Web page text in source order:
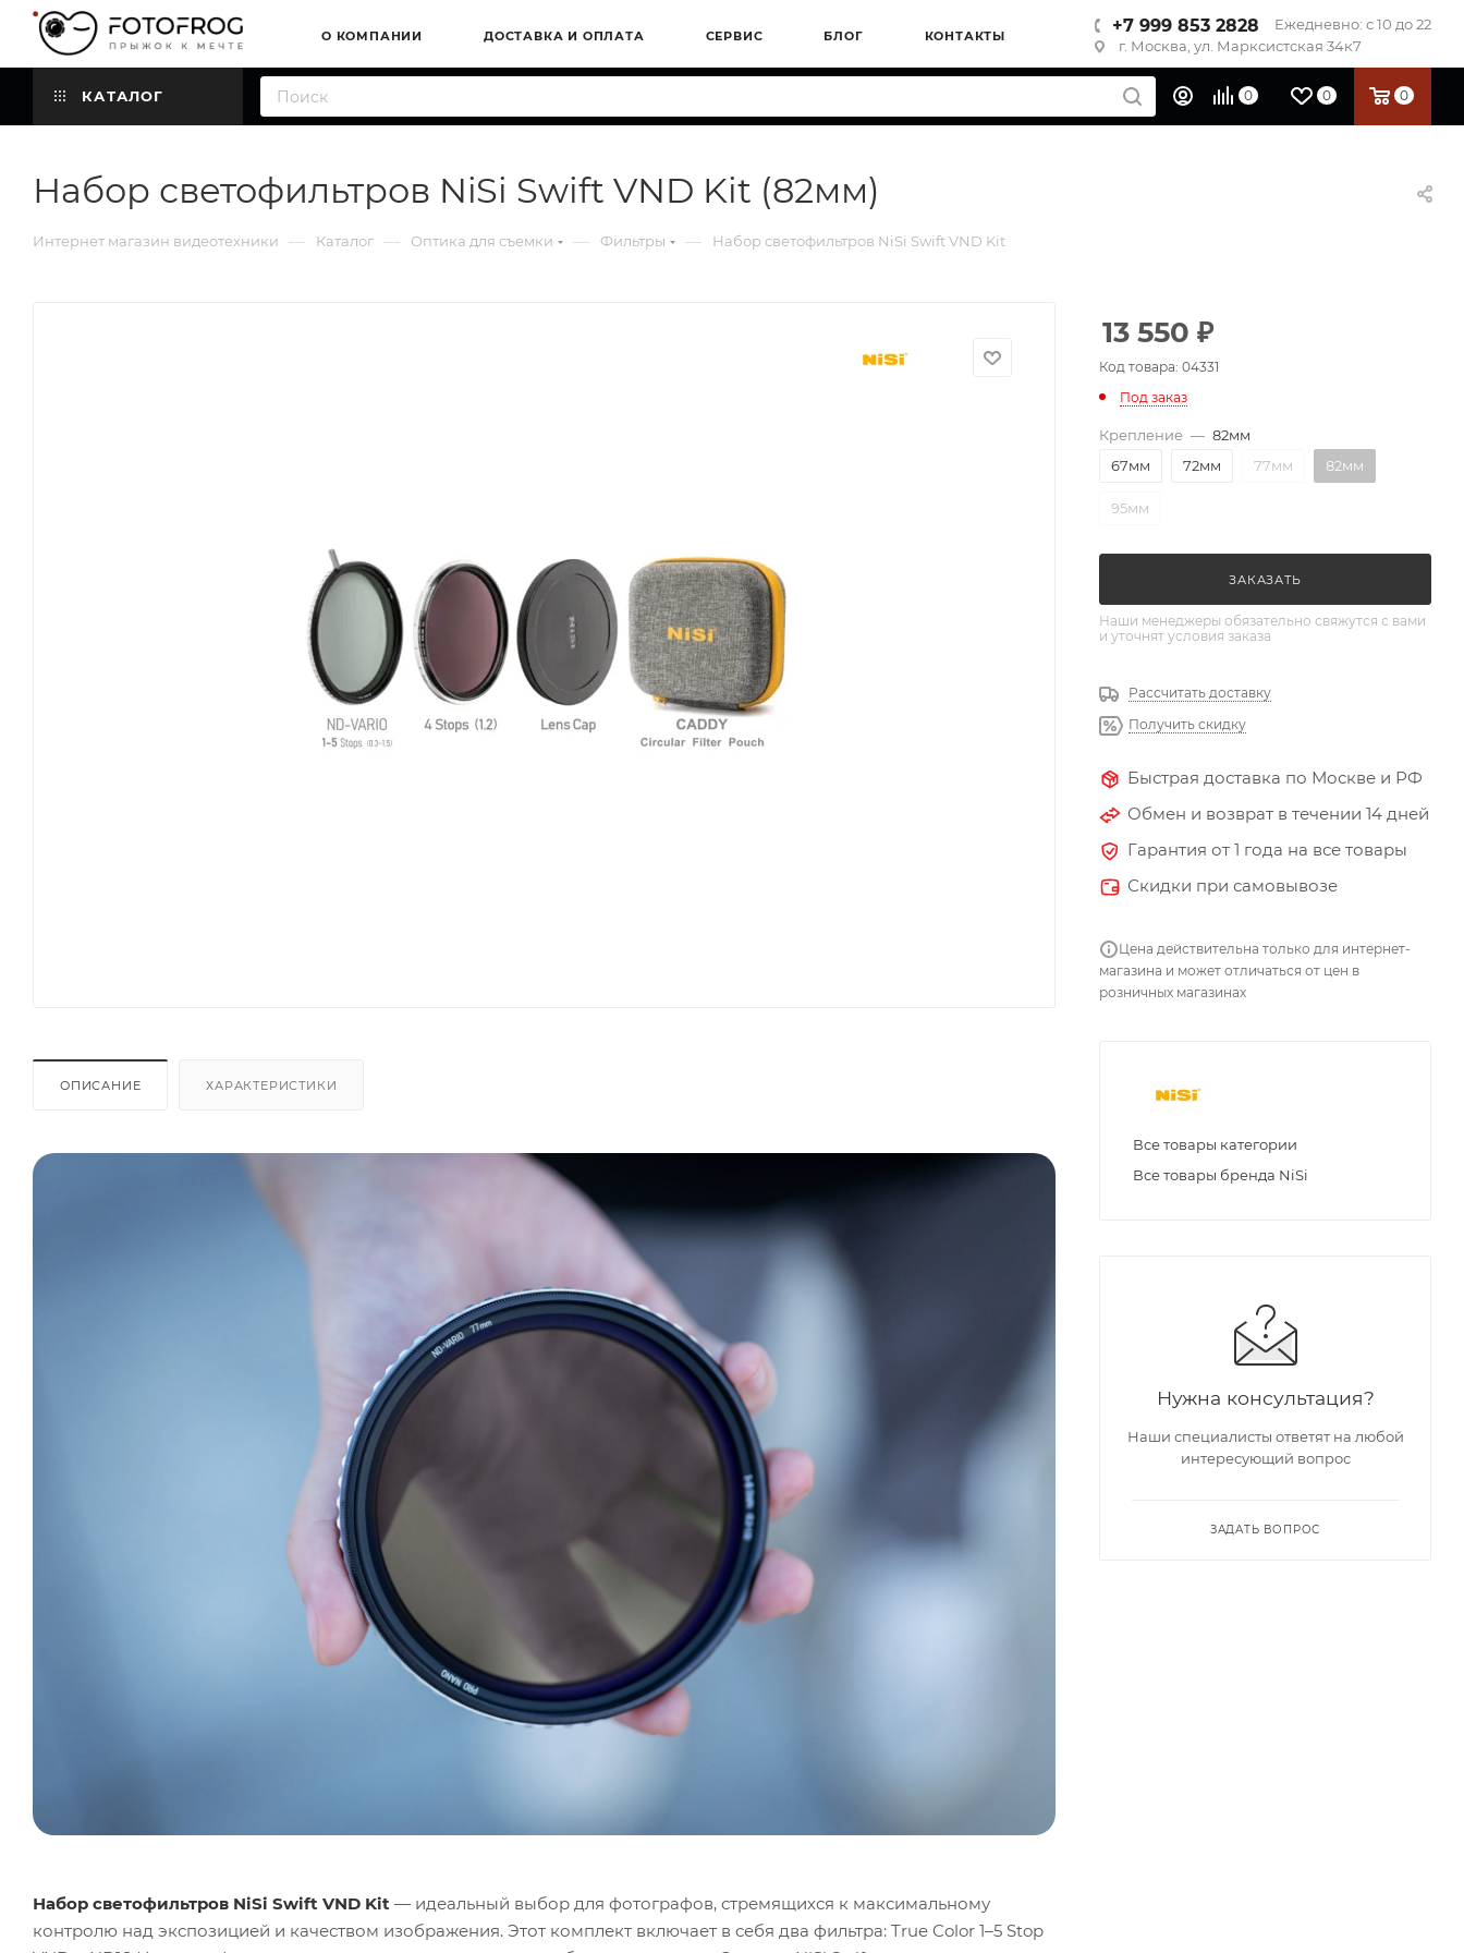
О КОМПАНИИ ДОСТАВКА И ОПЛАТА СЕРВИС БЛОГ КОНТАКТЫ
+7 999 853 2828
Ежедневно: с 10 до 22
г. Москва, ул. Марксистская 34к7
КАТАЛОГ 0 0 0
Набор светофильтров NiSi Swift VND Kit (82мм)
Интернет магазин видеотехники — Каталог — Оптика для съемки — Фильтры — Набор светофильтров NiSi Swift VND Kit
ОПИСАНИЕ ХАРАКТЕРИСТИКИ
Набор светофильтров NiSi Swift VND Kit — идеальный выбор для фотографов, стремящихся к максимальному
контролю над экспозицией и качеством изображения. Этот комплект включает в себя два фильтра: True Color 1–5 Stop
13 550 ₽
Код товара: 04331
Под заказ
Крепление — 82мм
67мм
72мм 77мм 82мм
95мм
ЗАКАЗАТЬ
Наши менеджеры обязательно свяжутся с вами
и уточнят условия заказа
Рассчитать доставку
Получить скидку
Быстрая доставка по Москве и РФ
Обмен и возврат в течении 14 дней
Гарантия от 1 года на все товары
Скидки при самовывозе
Цена действительна только для интернет-
магазина и может отличаться от цен в
розничных магазинах
Все товары категории
Все товары бренда NiSi
Нужна консультация?
Наши специалисты ответят на любой
интересующий вопрос
ЗАДАТЬ ВОПРОС